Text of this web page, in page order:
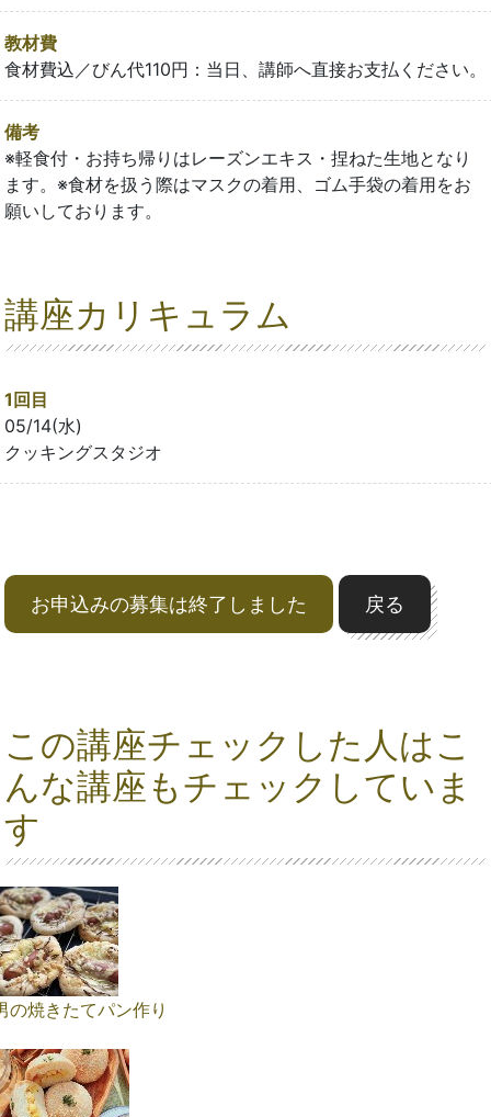
教材費
食材費込／びん代110円：当日、講師へ直接お支払ください。
備考
※軽食付・お持ち帰りはレーズンエキス・捏ねた生地となり
ます。※食材を扱う際はマスクの着用、ゴム手袋の着用をお
願いしております。
講座カリキュラム
1回目
05/14(水)
クッキングスタジオ
お申込みの募集は終了しました 戻る
この講座チェックした人はこ
んな講座もチェックしていま
す
の焼きたてパン作り